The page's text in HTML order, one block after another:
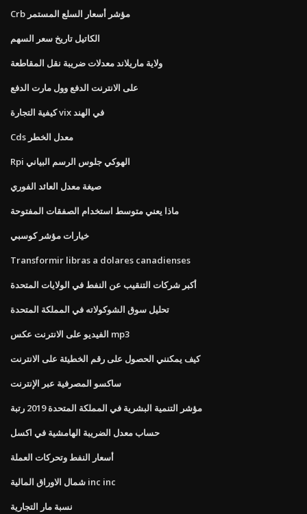
Crb مؤشر أسعار السلع المستمر
الكاتيل تاريخ سعر السهم
ولاية ماريلاند معدلات ضريبة نقل المقاطعة
على الانترنت الدفع وول مارت الدفع
كيفية التجارة vix في الهند
Cds معدل الخطر
Rpi الهوكي جلوس الرسم البياني
صيغة معدل العائد الفوري
ماذا يعني متوسط ​​استخدام الصفقات المفتوحة
خيارات مؤشر كوسبي
Transformir libras a dolares canadienses
أكبر شركات التنقيب عن النفط في الولايات المتحدة
تحليل سوق الشوكولاته في المملكة المتحدة
الفيديو على الانترنت عكس mp3
كيف يمكنني الحصول على رقم الخطيئة على الانترنت
ساكسو المصرفية عبر الإنترنت
مؤشر التنمية البشرية في المملكة المتحدة 2019 رتبة
حساب معدل الضريبة الهامشية في اكسل
أسعار النفط وتحركات العملة
شمال الاوراق المالية inc inc
نسبة مار التجارية